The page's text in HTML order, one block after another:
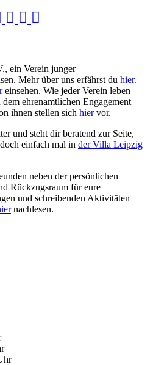
ein Verein junger
Mehr über uns erfährst du hier.
einsehen. Wie jeder Verein leben
ehrenamtlichen Engagement
ihnen stellen sich hiervor.
und steht dir beratend zur Seite,
einfach mal in der Villa Leipzig
neben der persönlichen
Rückzugsraum für eure
und schreibenden Aktivitäten
nachlesen.